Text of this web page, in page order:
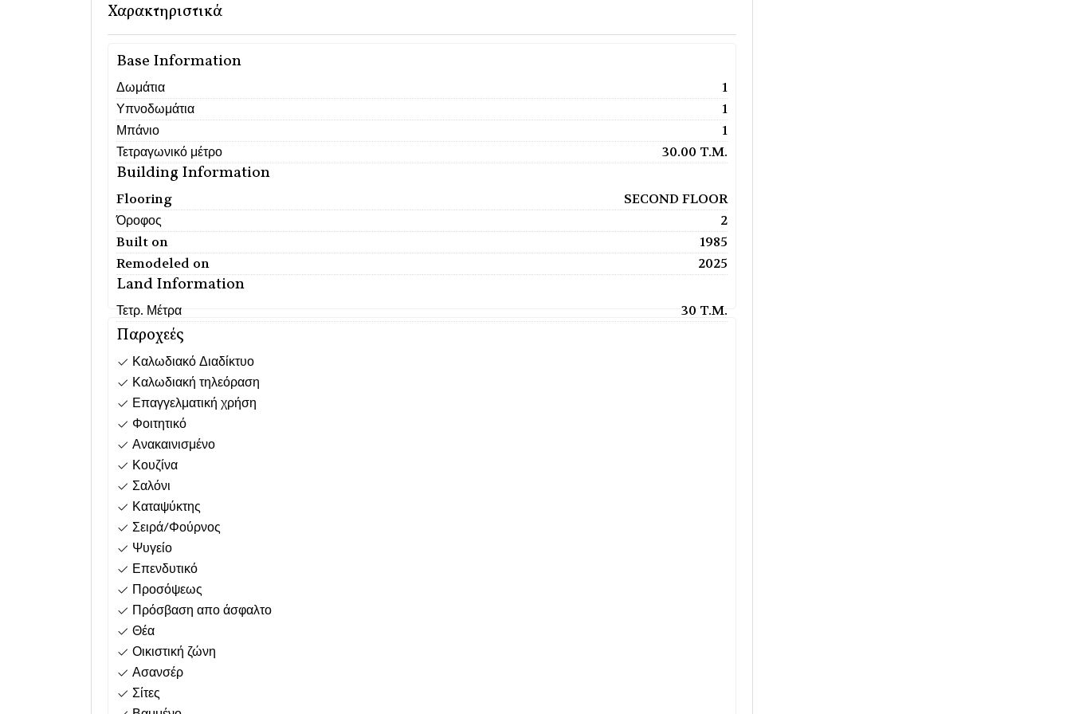
Χαρακτηριστικά
Base Information
Δωμάτια
1
Υπνοδωμάτια
1
Μπάνιο
1
Τετραγωνικό μέτρο
30.00 T.M.
Building Information
Flooring
SECOND FLOOR
Όροφος
2
Built on
1985
Remodeled on
2025
Land Information
Τετρ. Μέτρα 30 T.M.
Παροχεές
Καλωδιακό Διαδίκτυο
Καλωδιακή τηλεόραση
Επαγγελματική χρήση
Φοιτητικό
Ανακαινισμένο
Κουζίνα
Σαλόνι
Καταψύκτης
Σειρά/Φούρνος
Ψυγείο
Επενδυτικό
Προσόψεως
Πρόσβαση απο άσφαλτο
Θέα
Οικιστική ζώνη
Ασανσέρ
Σίτες